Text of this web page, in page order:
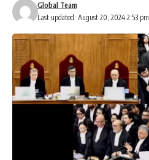
Last updated: August 20, 2024 2:53 pm
Global Team